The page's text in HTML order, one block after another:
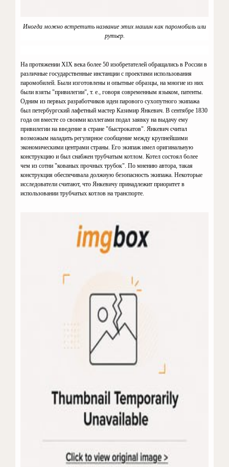
Иногда можно встретить название этих машин как паромобиль или
рутьер.
На протяженииXIX века более 50 изобретателей обращались в Рос­сии в
различные государственные инстанции с проектами использова­ния
паромобилей. Были изготовле­ны и опытные образцы, на многие из них
были взяты "привилегии", т. е., говоря современным языком, па­тенты.
Одним из первых разработ­чиков идеи парового сухопутного экипажа
был петербургский лафет­ный мастер Казимир Янкевич. В сентябре 1830
года он вместе со сво­ими коллегами подал заявку на вы­дачу ему
привилегии на введение в стране "быстрокатов". Янкевич считал
возможым наладить регу­лярное сообщение между крупней­шими
экономическими центрами страны. Его экипаж имел ориги­нальную
конструкцию и был снаб­жен трубчатым котлом. Котел со­стоял более
чем из сотни "кованых прочных трубок". По мнению авто­ра, такая
конструкция обеспечива­ла должную безопасность экипажа. Некоторые
исследователи считают, что Янкевичу принадлежит приори­тет в
использовании трубчатых кот­лов на транспорте.